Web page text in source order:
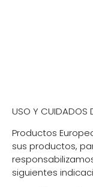
USO Y CUIDADOS
Productos
sus productos,
siguientes